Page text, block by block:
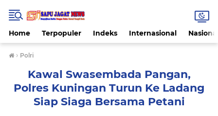
Home Terpopuler Indeks Internasional
› Polri
Kawal Swasembada Pangan,
Polres Kuningan Turun Ke Ladang
Siap Siaga Bersama Petani